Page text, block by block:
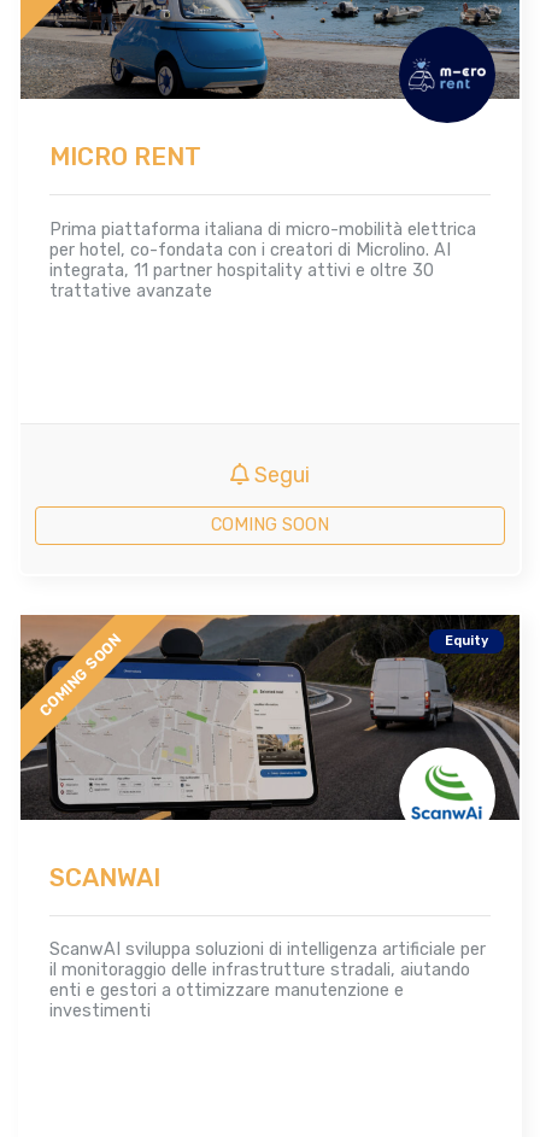
MICRO RENT
Prima piattaforma italiana di micro-mobilità elettrica
per hotel, co-fondata con i creatori di Microlino. AI
integrata, 11 partner hospitality attivi e oltre 30
trattative avanzate
Segui
COMING SOON
COMING SOON Equity
SCANWAI
ScanwAI sviluppa soluzioni di intelligenza artificiale per
il monitoraggio delle infrastrutture stradali, aiutando
enti e gestori a ottimizzare manutenzione e
investimenti